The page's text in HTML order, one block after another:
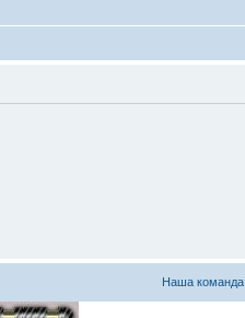
Наша команда